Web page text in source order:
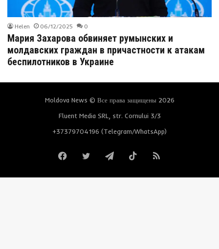
Helen 06/12/2025 0
Мария Захарова обвиняет румынских и
молдавских граждан в причастности к атакам
беспилотников в Украине
Moldova News © Все права защищены 2026
Fluent Media SRL, str. Cornului 3/3
+37379704196 (Telegram/WhatsApp)
FacebookTwitterTelegramTikTokRSS